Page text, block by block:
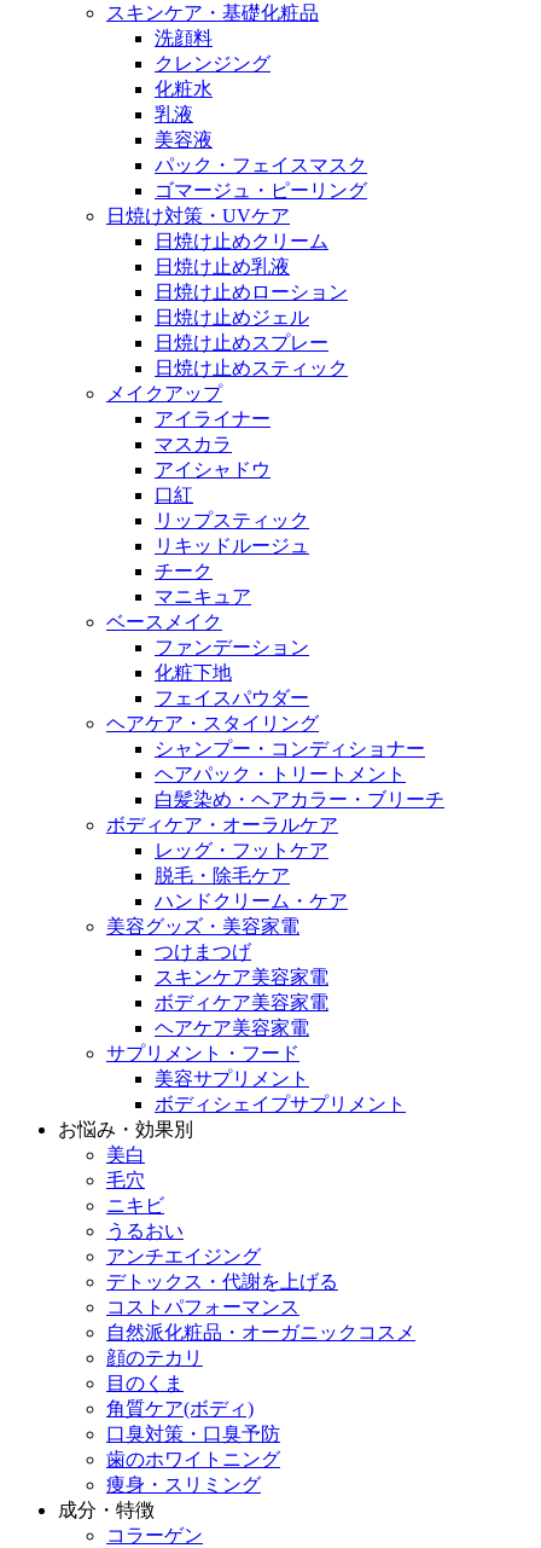
スキンケア・基礎化粧品
洗顔料
クレンジング
化粧水
乳液
美容液
パック・フェイスマスク
ゴマージュ・ピーリング
日焼け対策・UVケア
日焼け止めクリーム
日焼け止め乳液
日焼け止めローション
日焼け止めジェル
日焼け止めスプレー
日焼け止めスティック
メイクアップ
アイライナー
マスカラ
アイシャドウ
口紅
リップスティック
リキッドルージュ
チーク
マニキュア
ベースメイク
ファンデーション
化粧下地
フェイスパウダー
ヘアケア・スタイリング
シャンプー・コンディショナー
ヘアパック・トリートメント
白髪染め・ヘアカラー・ブリーチ
ボディケア・オーラルケア
レッグ・フットケア
脱毛・除毛ケア
ハンドクリーム・ケア
美容グッズ・美容家電
つけまつげ
スキンケア美容家電
ボディケア美容家電
ヘアケア美容家電
サプリメント・フード
美容サプリメント
ボディシェイプサプリメント
お悩み・効果別
美白
毛穴
ニキビ
うるおい
アンチエイジング
デトックス・代謝を上げる
コストパフォーマンス
自然派化粧品・オーガニックコスメ
顔のテカリ
目のくま
角質ケア(ボディ)
口臭対策・口臭予防
歯のホワイトニング
痩身・スリミング
成分・特徴
コラーゲン